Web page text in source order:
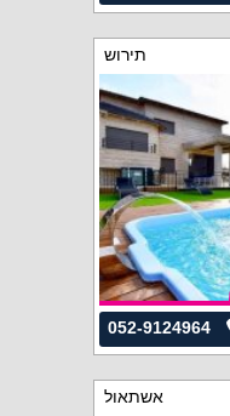
תירוש
052-9124964
אשתאול